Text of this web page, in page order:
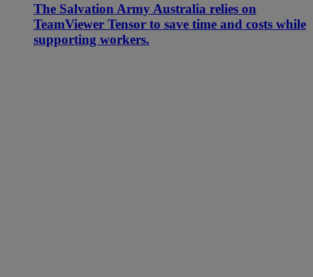
The Salvation Army Australia relies on
TeamViewer Tensor to save time and costs while
supporting workers.